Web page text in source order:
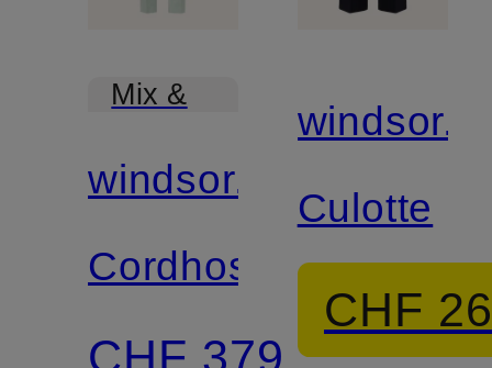
Mix &
windsor.
Cordhose
CHF 379
windsor.
Culotte
CHF